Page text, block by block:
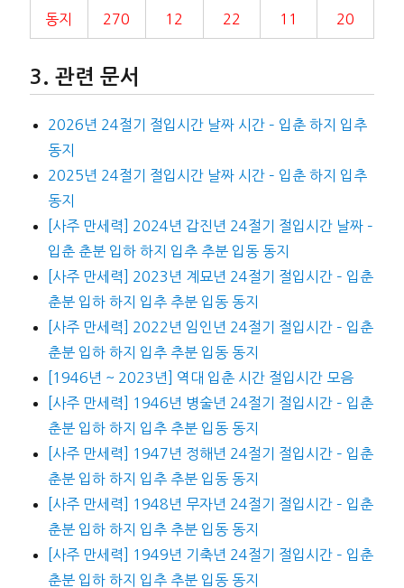
동지 270 12 22 11 20
관련 문서
2026년 24절기 절입시간 날짜 시간 – 입춘 하지 입추
동지
2025년 24절기 절입시간 날짜 시간 – 입춘 하지 입추
동지
[사주 만세력] 2024년 갑진년 24절기 절입시간 날짜 –
입춘 춘분 입하 하지 입추 추분 입동 동지
[사주 만세력] 2023년 계묘년 24절기 절입시간 – 입춘
춘분 입하 하지 입추 추분 입동 동지
[사주 만세력] 2022년 임인년 24절기 절입시간 – 입춘
춘분 입하 하지 입추 추분 입동 동지
[1946년 ~ 2023년] 역대 입춘 시간 절입시간 모음
[사주 만세력] 1946년 병술년 24절기 절입시간 – 입춘
춘분 입하 하지 입추 추분 입동 동지
[사주 만세력] 1947년 정해년 24절기 절입시간 – 입춘
춘분 입하 하지 입추 추분 입동 동지
[사주 만세력] 1948년 무자년 24절기 절입시간 – 입춘
춘분 입하 하지 입추 추분 입동 동지
[사주 만세력] 1949년 기축년 24절기 절입시간 – 입춘
춘분 입하 하지 입추 추분 입동 동지